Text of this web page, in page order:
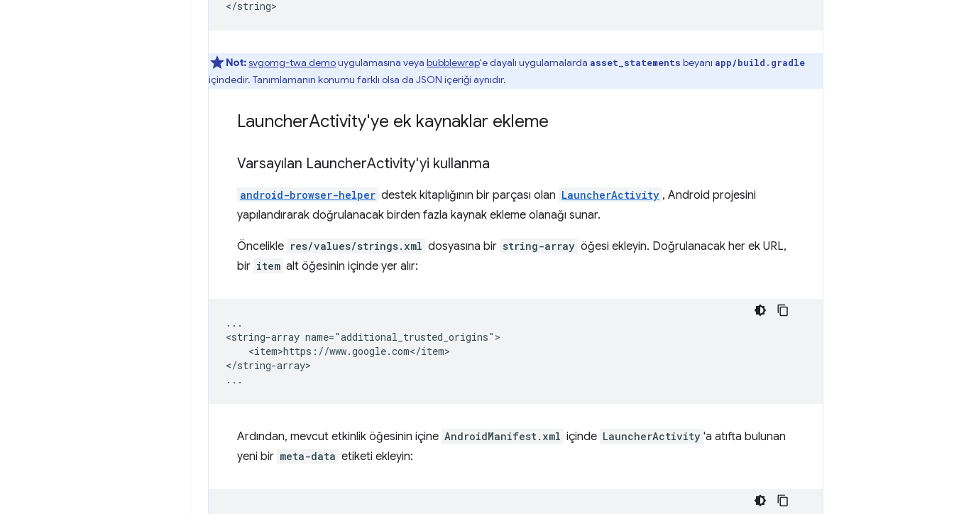
Not:svgomg-twa demouygulamasına veya bubblewrap'e dayalı uygulamalarda asset_statements beyanı app/build.gradle
içindedir. Tanımlamanın konumu farklı olsa da JSON içeriği aynıdır.
LauncherActivity'ye ek kaynaklar ekleme
Varsayılan LauncherActivity'yi kullanma
android-browser-helper destek kitaplığının bir parçası olan LauncherActivity , Android projesini
yapılandırarak doğrulanacak birden fazla kaynak ekleme olanağı sunar.
Öncelikle res/values/strings.xml dosyasına bir string-array öğesi ekleyin. Doğrulanacak her ek URL,
bir item alt öğesinin içinde yer alır:
...
<string-array
<item>https://www.google.com</item>
</string-array>
Ardından, mevcut etkinlik öğesinin içine AndroidManifest.xml içinde LauncherActivity 'a atıfta bulunan
yeni bir meta-data etiketi ekleyin: